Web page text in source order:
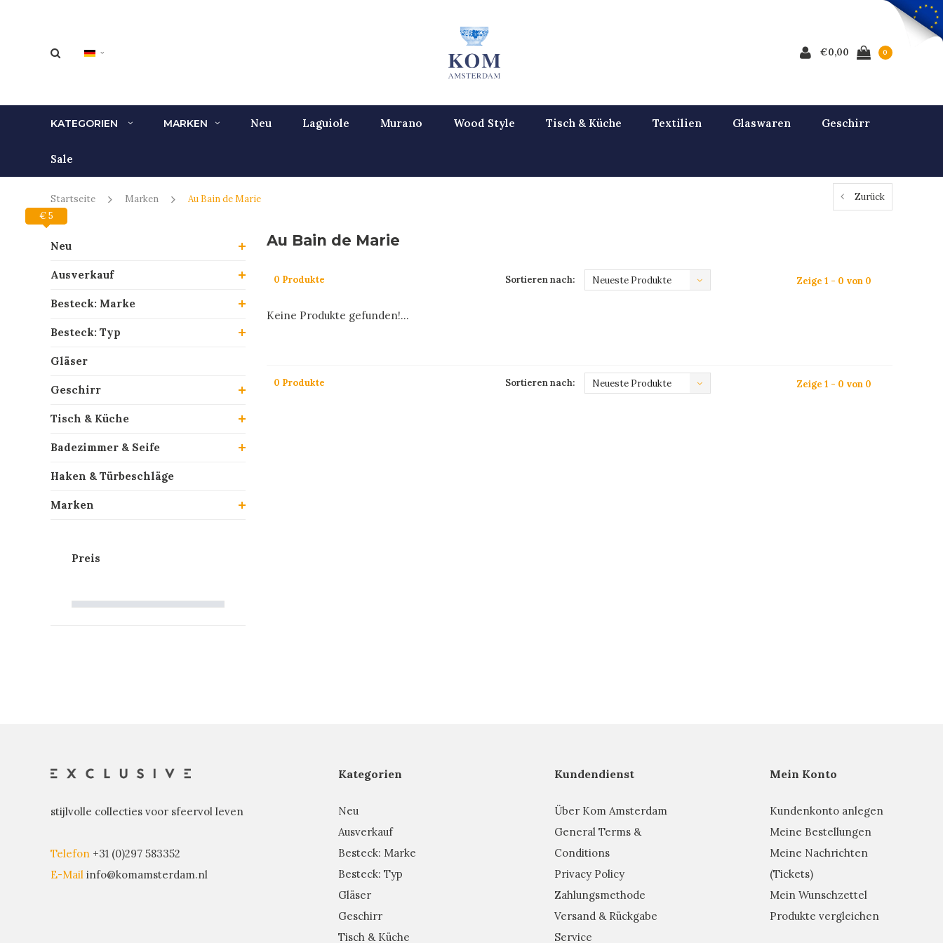
€0,00 0
KATEGORIEN MARKEN Neu Laguiole Murano Wood Style Tisch & Küche Textilien Glaswaren Geschirr
Sale
Startseite Marken Au Bain de Marie Zurück
Neu
Ausverkauf
Besteck: Marke
Besteck: Typ
Gläser
Geschirr
Tisch & Küche
Badezimmer & Seife
Haken & Türbeschläge
Marken
Preis
€ 0
€ 5
Au Bain de Marie
0 Produkte Sortieren nach: Neueste Produkte Zeige 1 - 0 von 0
Keine Produkte gefunden!...
0 Produkte Sortieren nach: Neueste Produkte Zeige 1 - 0 von 0
stijlvolle collecties voor sfeervol leven
Telefon +31 (0)297 583352
E-Mail info@komamsterdam.nl
Kategorien
Neu
Ausverkauf
Besteck: Marke
Besteck: Typ
Gläser
Geschirr
Tisch & Küche
Kundendienst
Über Kom Amsterdam
General Terms &
Conditions
Privacy Policy
Zahlungsmethode
Versand & Rückgabe
Service
Mein Konto
Kundenkonto anlegen
Meine Bestellungen
Meine Nachrichten
(Tickets)
Mein Wunschzettel
Produkte vergleichen